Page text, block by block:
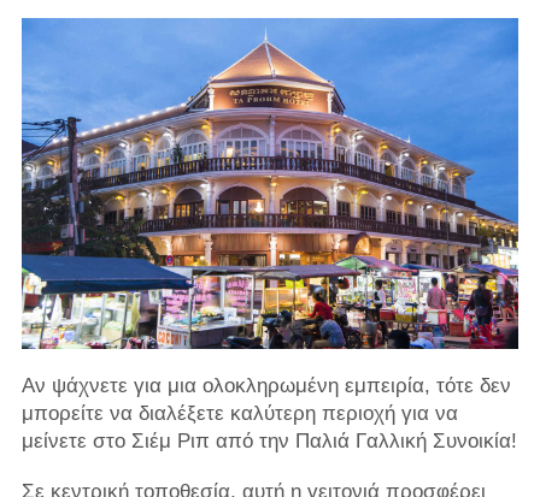
Αν ψάχνετε για μια ολοκληρωμένη εμπειρία, τότε δεν
μπορείτε να διαλέξετε καλύτερη περιοχή για να
μείνετε στο Σιέμ Ριπ από την Παλιά Γαλλική Συνοικία!
Σε κεντρική τοποθεσία, αυτή η γειτονιά προσφέρει